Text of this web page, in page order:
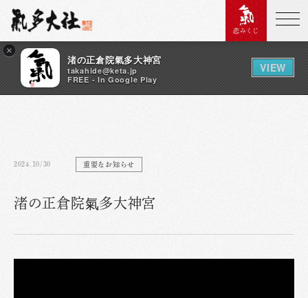
×
渚の正倉院氣多大神宮
takahide@keta.jp
FREE - In Google Play
VIEW
恋みくじ
2024.10/30 重要なお知らせ
渚の正倉院氣多大神宮